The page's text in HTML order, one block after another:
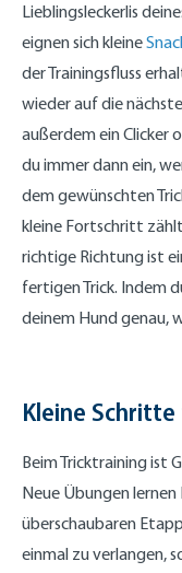
Lieblingsleckerlis
eignen sich kleine
der Trainingsfluss
wieder auf die
außerdem ein Clicker
du immer dann ein,
dem gewünschten
kleine Fortschritt
richtige Richtung ist
fertigen Trick. Indem
deinem Hund genau,
Kleine
Beim Tricktraining ist
Neue Übungen
überschaubaren
einmal zu verlangen,